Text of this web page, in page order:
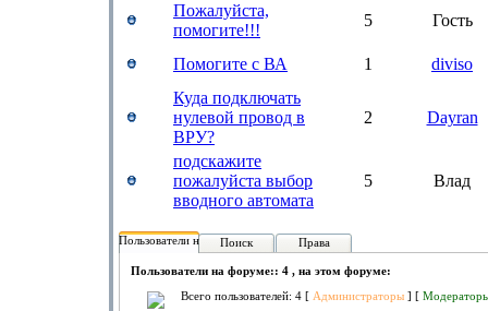
Пожалуйста,
помогите!!!
5 Гость
Помогите с ВА 1
diviso
Куда подключать
нулевой провод в
ВРУ?
2 Dayran
подскажите
пожалуйста выбор
вводного автомата
5 Влад
Пользователи на форуме:
Поиск Права
Пользователи на форуме:: 4 , на этом форуме:
Всего пользователей: 4 [ Администраторы ] [